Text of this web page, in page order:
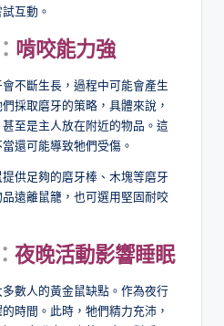
互動。
啃咬能力強
不斷生長，過程中可能會產生
採取磨牙的策略，具體來說，
至是主人放在附近的物品。這
還可能導致牠們受傷。
提供足夠的磨牙棒、木塊等磨牙
遠離鼠籠，也可選用堅固耐咬
夜晚活動影響睡眠
數人的黃金鼠缺點。作為夜行
時間。此時，牠們精力充沛，